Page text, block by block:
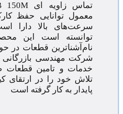
معمول توانایی حفظ
سرعت‌های بالا دارا
توانسته است این
نام‌آشناترین قطعات در
شرکت مهندسی بازرگانی
خدمات و تامین قطعات
تلاش خود را در ارتقای
پایدار به کار گرفته است